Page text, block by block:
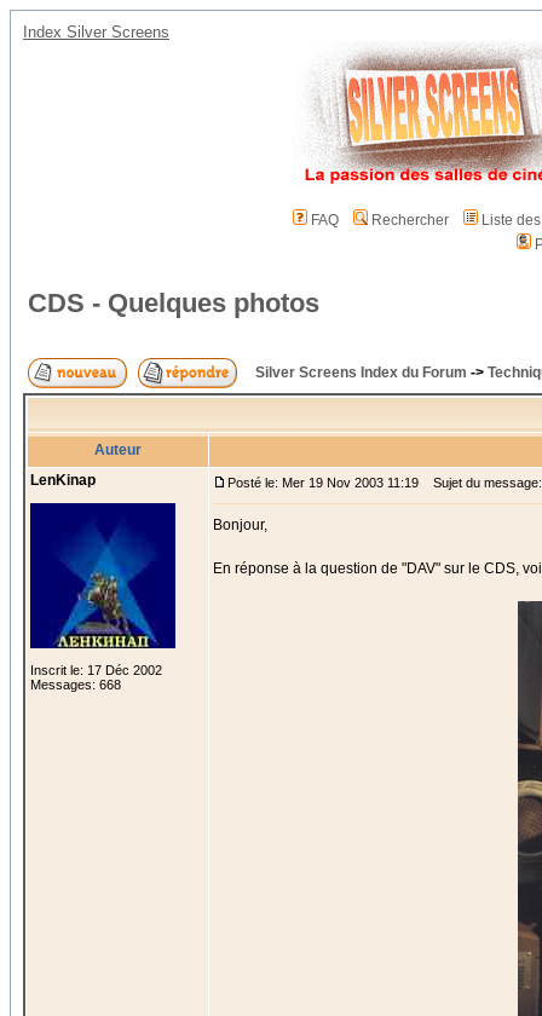
Index Silver Screens
FAQ Rechercher
Liste
CDS - Quelques photos
Silver Screens Index du Forum ->
Auteur
LenKinap
Inscrit le: 17 Déc 2002
Messages: 668
Posté le: Mer 19 Nov 2003 11:19 Sujet du
Bonjour,
En réponse à la question de "DAV" sur le CDS,